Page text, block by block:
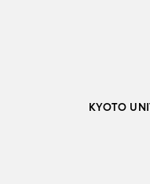
KYOTO